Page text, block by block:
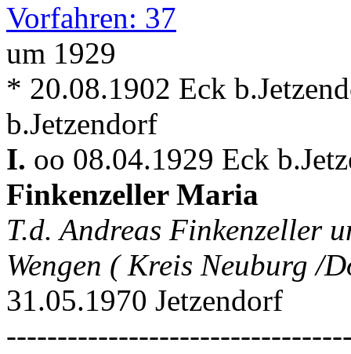
Vorfahren: 37
um 1929
* 20.08.1902 Eck
b.Jetzendorf
I. oo 08.04.1929 Eck
Finkenzeller Maria
T.d. Andreas Finkenzeller
Wengen ( Kreis Neuburg /
31.05.1970 Jetzendorf